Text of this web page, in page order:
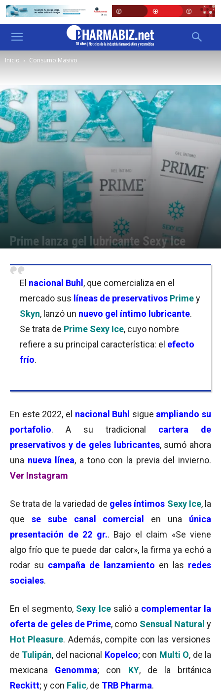
Inicio Consumo Masivo
Prime lanza gel lubricante Sexy Ice
El nacional Buhl , que comercializa en el
mercado sus líneas de preservativos Primey
Skyn, lanzó un nuevo gel íntimo lubricante.
Se trata de Prime Sexy Ice, cuyo nombre
refiere a su principal característica: el efecto
frío.
En este 2022, el nacional Buhl sigue ampliando su
portafolio. A su tradicional cartera de
preservativos y de geles lubricantes, sumó ahora
una nueva línea, a tono con la previa del invierno.
Ver Instagram
Se trata de la variedad de geles íntimos Sexy Ice,la
que se sube canal comercial en una única
presentación de 22 gr.. Bajo el claim «Se viene
algo frío que te puede dar calor», la firma ya echó a
rodar su campaña de lanzamiento en las redes
sociales.
En el segmento, Sexy Icesalió a complementar la
oferta de geles de Prime, como Sensual Natural y
Hot Pleasure. Además, compite con las versiones
de Tulipán, del nacional Kopelco; con Multi O, de la
mexicana Genomma; con KY, de la británica
Reckitt; y con Falic, de TRB Pharma.